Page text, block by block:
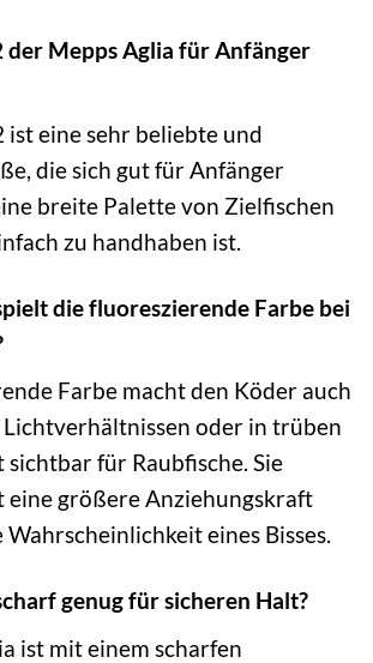
der Mepps Aglia für Anfänger
ist eine sehr beliebte und
die sich gut für Anfänger
breite Palette von Zielfischen
zu handhaben ist.
die fluoreszierende Farbe bei
Farbe macht den Köder auch
Lichtverhältnissen oder in trüben
sichtbar für Raubfische. Sie
eine größere Anziehungskraft
eines Bisses.
genug für sicheren Halt?
ist mit einem scharfen